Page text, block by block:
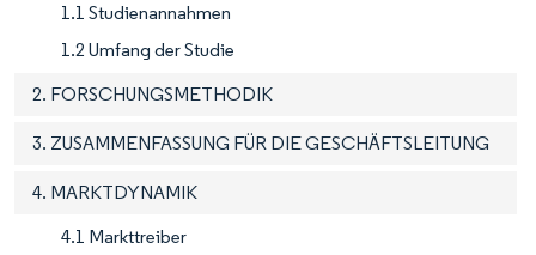
1.1 Studienannahmen
1.2 Umfang der Studie
2. FORSCHUNGSMETHODIK
3. ZUSAMMENFASSUNG FÜR DIE GESCHÄFTSLEITUNG
4. MARKTDYNAMIK
4.1 Markttreiber